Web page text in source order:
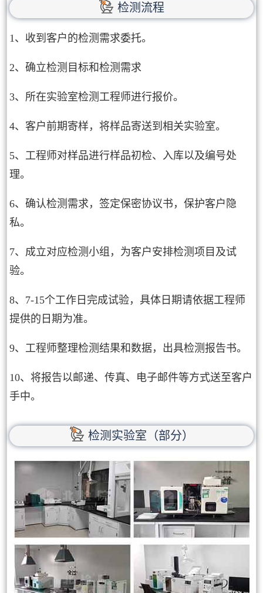
检测流程
1、收到客户的检测需求委托。
2、确立检测目标和检测需求
3、所在实验室检测工程师进行报价。
4、客户前期寄样，将样品寄送到相关实验室。
5、工程师对样品进行样品初检、入库以及编号处
理。
6、确认检测需求，签定保密协议书，保护客户隐
私。
7、成立对应检测小组，为客户安排检测项目及试
验。
8、7-15个工作日完成试验，具体日期请依据工程师
提供的日期为准。
9、工程师整理检测结果和数据，出具检测报告书。
10、将报告以邮递、传真、电子邮件等方式送至客户
手中。
检测实验室（部分）